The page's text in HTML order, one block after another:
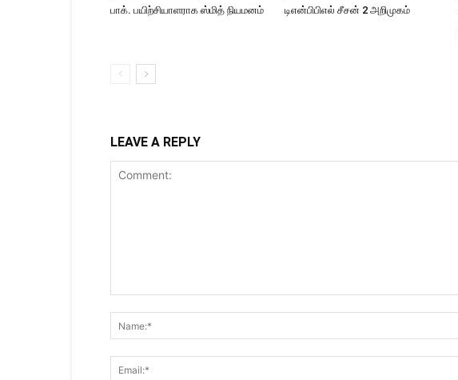
பாக். பயிற்சியாளராக ஸ்மித் நியமனம் டிஎன்பிபிஎல் சீசன் 2 அறிமுகம்
LEAVE A REPLY